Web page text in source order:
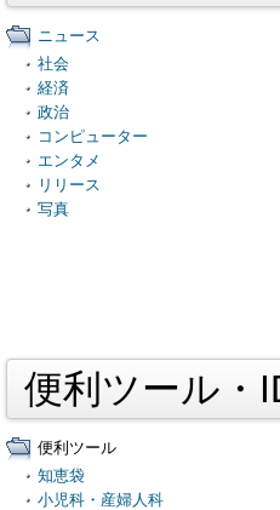
ニュース
社会
経済
政治
コンピューター
エンタメ
リリース
写真
便利ツール・
便利ツール
知恵袋
小児科・産婦人科